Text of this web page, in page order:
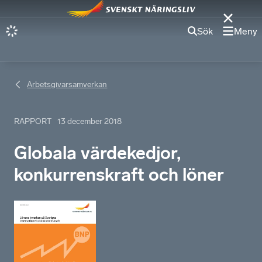
Sök Meny
Arbetsgivarsamverkan
RAPPORT 13 december 2018
Globala värdekedjor,
konkurrenskraft och löner